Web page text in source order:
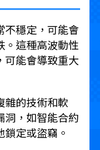
不穩定，可能會
。這種高波動性
可能會導致重大
雜的技術和軟
洞，如智能合約
定或盜竊。